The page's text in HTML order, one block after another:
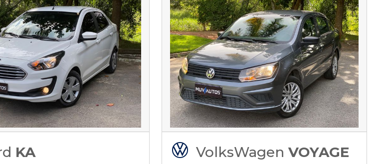
KA VolksWagen VOYAGE